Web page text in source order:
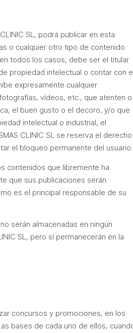
SL, podrá publicar en esta
o cualquier otro tipo de contenido
todos los casos, debe ser el titular
propiedad intelectual o contar con
expresamente cualquier
vídeos, etc., que atenten o
el buen gusto o el decoro, y/o que
intelectual o industrial, el
CLINIC SL se reserva el derecho
el bloqueo permanente del usuario.
contenidos que libremente ha
que sus publicaciones serán
es el principal responsable de su
serán almacenadas en ningún
SL, pero sí permanecerán en la
concursos y promociones, en los
bases de cada uno de ellos,